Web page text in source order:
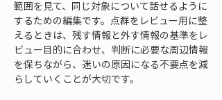
範囲を見て、同じ対象について話せるように
するための編集です。点群をレビュー用に整
えるときは、残す情報と外す情報の基準をレ
ビュー目的に合わせ、判断に必要な周辺情報
を保ちながら、迷いの原因になる不要点を減
らしていくことが大切です。